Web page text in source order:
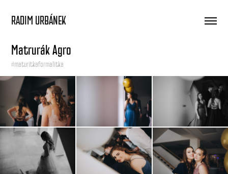
RADIM URBÁNEK
Matrurák Agro
#maturitkaformalitka